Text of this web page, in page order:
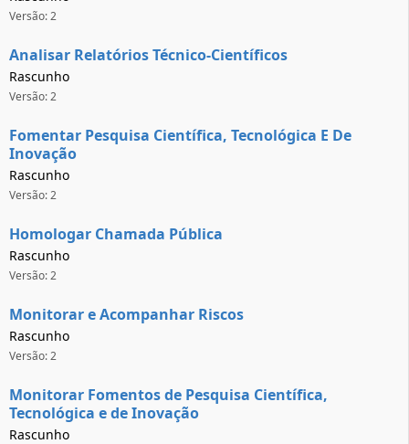
Versão: 2
Analisar Relatórios Técnico-Científicos
Rascunho
Versão: 2
Fomentar Pesquisa Científica, Tecnológica E De
Inovação
Rascunho
Versão: 2
Homologar Chamada Pública
Rascunho
Versão: 2
Monitorar e Acompanhar Riscos
Rascunho
Versão: 2
Monitorar Fomentos de Pesquisa Científica,
Tecnológica e de Inovação
Rascunho